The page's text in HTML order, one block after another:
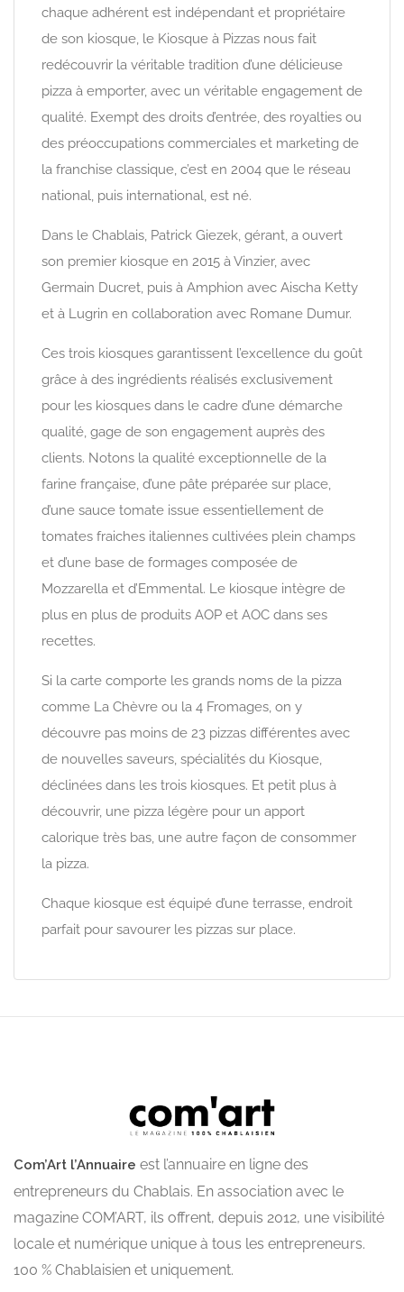
chaque adhérent est indépendant et propriétaire
de son kiosque, le Kiosque à Pizzas nous fait
redécouvrir la véritable tradition d’une délicieuse
pizza à emporter, avec un véritable engagement de
qualité. Exempt des droits d’entrée, des royalties ou
des préoccupations commerciales et marketing de
la franchise classique, c’est en 2004 que le réseau
national, puis international, est né.
Dans le Chablais, Patrick Giezek, gérant, a ouvert
son premier kiosque en 2015 à Vinzier, avec
Germain Ducret, puis à Amphion avec Aischa Ketty
et à Lugrin en collaboration avec Romane Dumur.
Ces trois kiosques garantissent l’excellence du goût
grâce à des ingrédients réalisés exclusivement
pour les kiosques dans le cadre d’une démarche
qualité, gage de son engagement auprès des
clients. Notons la qualité exceptionnelle de la
farine française, d’une pâte préparée sur place,
d’une sauce tomate issue essentiellement de
tomates fraiches italiennes cultivées plein champs
et d’une base de formages composée de
Mozzarella et d’Emmental. Le kiosque intègre de
plus en plus de produits AOP et AOC dans ses
recettes.
Si la carte comporte les grands noms de la pizza
comme La Chèvre ou la 4 Fromages, on y
découvre pas moins de 23 pizzas différentes avec
de nouvelles saveurs, spécialités du Kiosque,
déclinées dans les trois kiosques. Et petit plus à
découvrir, une pizza légère pour un apport
calorique très bas, une autre façon de consommer
la pizza.
Chaque kiosque est équipé d’une terrasse, endroit
parfait pour savourer les pizzas sur place.
Com’Art l’Annuaire est l’annuaire en ligne des
entrepreneurs du Chablais. En association avec le
magazine COM’ART, ils offrent, depuis 2012, une visibilité
locale et numérique unique à tous les entrepreneurs.
100 % Chablaisien et uniquement.